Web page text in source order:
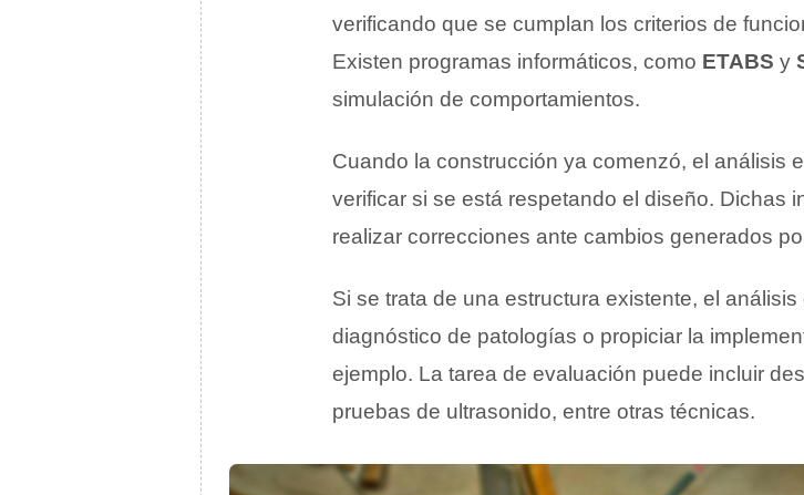
verificando que se cumplan los criterios de
Existen programas informáticos, como ETABS y
simulación de comportamientos.
Cuando la construcción ya comenzó, el análisis
verificar si se está respetando el diseño. Dichas
realizar correcciones ante cambios generados
Si se trata de una estructura existente, el
diagnóstico de patologías o propiciar la
ejemplo. La tarea de evaluación puede incluir
pruebas de ultrasonido, entre otras técnicas.